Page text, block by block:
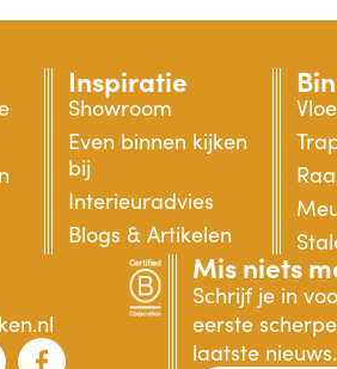
Inspiratie
Showroom
Even binnen kijken
bij
Interieuradvies
Blogs & Artikelen
Mis niets
Schrijf je in
eerste
laatste nieuws.